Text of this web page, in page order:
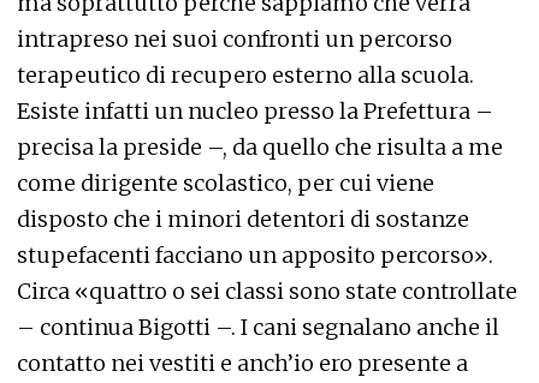
intrapreso nei suoi confronti un percorso
terapeutico di recupero esterno alla scuola.
Esiste infatti un nucleo presso la Prefettura –
precisa la preside –, da quello che risulta a me
come dirigente scolastico, per cui viene
disposto che i minori detentori di sostanze
stupefacenti facciano un apposito percorso».
Circa «quattro o sei classi sono state controllate
– continua Bigotti –. I cani segnalano anche il
contatto nei vestiti e anch’io ero presente a